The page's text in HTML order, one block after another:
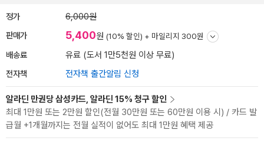
정가 6,000원
판매가 5,400원 (10% 할인) + 마일리지 300원
배송료 유료 (도서 1만5천원 이상 무료)
전자책 전자책 출간알림 신청
알라딘 만권당 삼성카드, 알라딘 15% 청구 할인
최대 1만원 또는 2만원 할인(전월 30만원 또는 60만원 이용 시) / 카드 발
급월 +1개월까지는 전월 실적이 없어도 최대 1만원 혜택 제공